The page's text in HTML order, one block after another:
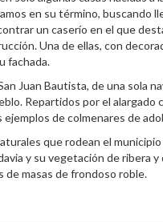
en su término, buscando
un caserío en el que
Una de ellas, con
fachada.
Juan Bautista, de una sola
Repartidos por el alargado
de colmenares de
que rodean el
y su vegetación de ribera
de masas de frondoso roble.